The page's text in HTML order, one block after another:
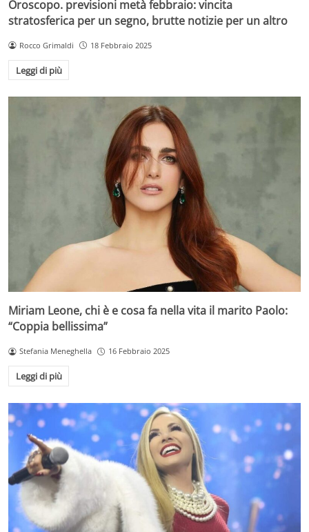
Oroscopo. previsioni metà febbraio: vincita
stratosferica per un segno, brutte notizie per un altro
Rocco Grimaldi 18 Febbraio 2025
Leggi di più
Miriam Leone, chi è e cosa fa nella vita il marito Paolo:
“Coppia bellissima”
Stefania Meneghella 16 Febbraio 2025
Leggi di più